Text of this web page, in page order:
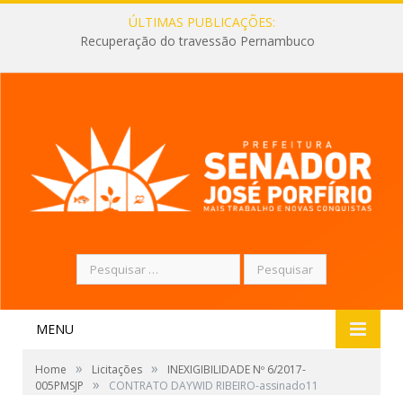
ÚLTIMAS PUBLICAÇÕES:
Recuperação do travessão Pernambuco
Pesquisar
por:
MENU
Home » Licitações »
INEXIGIBILIDADE Nº 6/2017-
005PMSJP
» CONTRATO DAYWID RIBEIRO-assinado11